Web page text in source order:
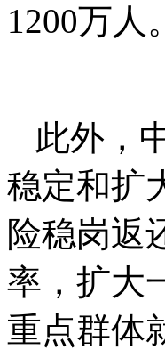
1200万人。
此外，
稳定和扩
险稳岗返
率，扩大
重点群体